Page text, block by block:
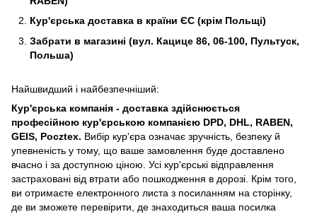
Кур'єрська доставка в країни ЄС (крім Польщі)
Забрати в магазині (вул. Кацице 86, 06-100, Пультуск,
Польша)
Найшвидший і найбезпечніший:
Кур'єрська компанія - доставка здійснюється
професійною кур'єрською компанією DPD, DHL, RABEN,
GEIS, Pocztex. Вибір кур'єра означає зручність, безпеку й
упевненість у тому, що ваше замовлення буде доставлено
вчасно і за доступною ціною. Усі кур'єрські відправлення
застраховані від втрати або пошкодження в дорозі. Крім того,
ви отримаєте електронного листа з посиланням на сторінку,
де ви зможете перевірити, де знаходиться ваша посилка